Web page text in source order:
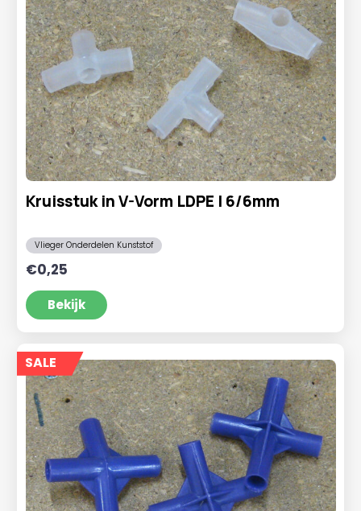
Kruisstuk in V-Vorm LDPE | 6/6mm
Vlieger Onderdelen Kunststof
€0,25
Bekijk
SALE